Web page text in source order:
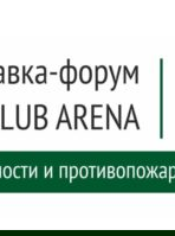
Победителей,